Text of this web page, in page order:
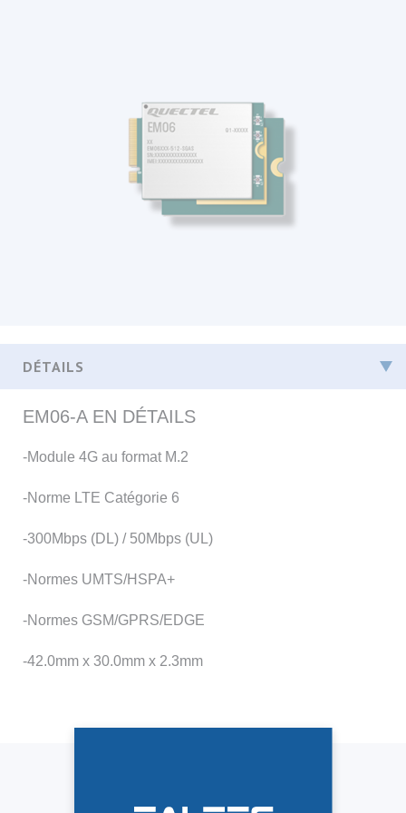
EM06-A EN DÉTAILS
-Module 4G au format M.2
-Norme LTE Catégorie 6
-300Mbps (DL) / 50Mbps (UL)
-Normes UMTS/HSPA+
-Normes GSM/GPRS/EDGE
-42.0mm x 30.0mm x 2.3mm